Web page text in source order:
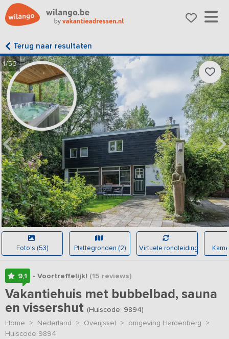
Terug naar resultaten
1/53
Foto's (53) Plattegronden (2) Virtuele rondleiding
9,1 • Voortreffelijk! (15 reviews)
Vakantiehuis met bubbelbad, sauna
en vissershut (Huiscode: 9894)
Home > Nederland > Overijssel > omgeving Hardenberg >
Huiscode 9894